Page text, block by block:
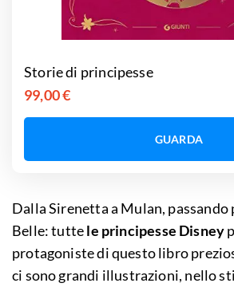
Storie di principesse
99,00 €
GUARDA
Dalla Sirenetta a Mulan, passando
Belle: tuttele principesse Disney
protagoniste di questo libro
ci sono grandi illustrazioni, nello